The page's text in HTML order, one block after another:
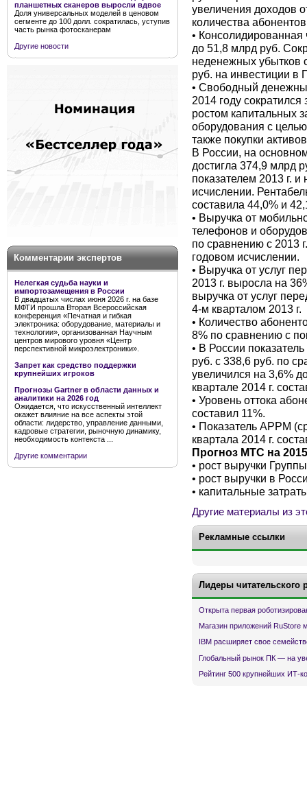
планшетных сканеров выросли вдвое
Доля универсальных моделей в ценовом
сегменте до 100 долл. сократилась, уступив
часть рынка фотосканерам
Другие новости
Комментарии экспертов
Нелегкая судьба науки и
импортозамещения в России
В двадцатых числах июня 2026 г. на базе
МФТИ прошла Вторая Всероссийская
конференция «Печатная и гибкая
электроника: оборудование, материалы и
технологии», организованная Научным
центров мирового уровня «Центр
перспективной микроэлектроники».
Запрет как средство поддержки
крупнейших игроков
Прогнозы Gartner в области данных и
аналитики на 2026 год
Ожидается, что искусственный интеллект
окажет влияние на все аспекты этой
области: лидерство, управление данными,
кадровые стратегии, рыночную динамику,
необходимость контекста ...
Другие комментарии
увеличения доходов
количества
• Консолидированная
до 51,8 млрд руб.
неденежных убытков
руб. на инвестиции в
• Свободный
2014 году
ростом капитальных
оборудования с
также покупки
В России, на
достигла 374,9 млрд
показателем 2013 г.
исчислении.
составила 44,0% и
• Выручка от
телефонов и
по сравнению с 2013
годовом исчислении.
• Выручка от услуг
2013 г. выросла на
выручка от услуг
4-м кварталом 2013 г.
• Количество
8% по сравнению с
• В России
руб. с 338,6 руб. по
увеличился на 3,6%
квартале 2014 г.
• Уровень оттока
составил 11%.
• Показатель APPM
квартала 2014 г.
Прогноз МТС на
• рост выручки
• рост выручки в
• капитальные
Другие материалы из
Рекламные ссылки
Лидеры читательского
Открыта первая
Магазин приложений RuStore
IBM расширяет свое
Глобальный рынок ПК — на
Рейтинг 500 крупнейших ИТ-